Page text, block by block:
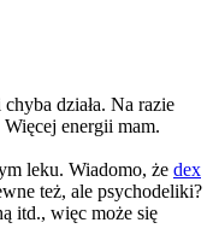
chyba działa. Na razie
energii mam.
leku. Wiadomo, że dex
też, ale psychodeliki?
itd., więc może się